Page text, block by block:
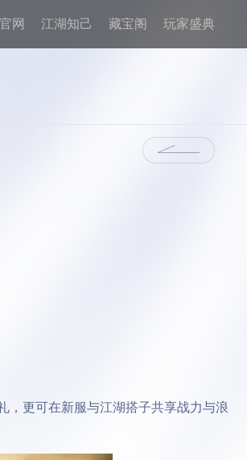
网 江湖知己 藏宝阁 玩家盛典
更可在新服与江湖搭子共享战力与浪